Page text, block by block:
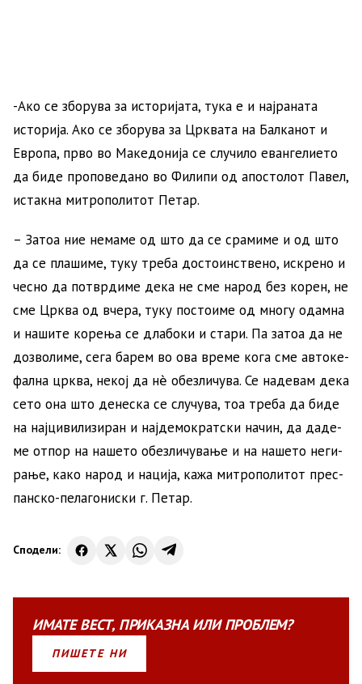
-Ако се збо­ру­ва за исто­ри­ја­та, ту­ка е и нај­ра­на­та
исто­ри­ја. Ако се збо­ру­ва за Цр­ква­та на Бал­ка­нот и
Евро­па, пр­во во Ма­ке­до­ни­ја се слу­чи­ло еван­ге­ли­е­то
да би­де про­по­ве­да­но во Фи­ли­пи од апо­сто­лот Па­вел,
истакна ми­тро­по­ли­тот Пе­тар.
– За­тоа ние не­ма­ме од што да се сра­ми­ме и од што
да се пла­ши­ме, ту­ку тре­ба до­сто­инс­тве­но, искре­но и
чес­но да по­твр­ди­ме де­ка не сме на­род без ко­рен, не
сме Цр­ква од вче­ра, ту­ку по­сто­и­ме од мно­гу одам­на
и на­ши­те ко­ре­ња се дла­бо­ки и ста­ри. Па за­тоа да не
доз­во­ли­ме, се­га ба­рем во ова вре­ме ко­га сме авто­ке­
фал­на цр­ква, не­кој да нѐ обез­ли­чу­ва. Се на­де­вам де­ка
се­то она што де­не­ска се слу­чу­ва, тоа тре­ба да би­де
на нај­ци­ви­ли­зи­ран и нај­де­мо­крат­ски на­чин, да да­де­
ме от­пор на на­ше­то обез­ли­чу­ва­ње и на на­ше­то не­ги­
ра­ње, ка­ко на­род и на­ци­ја, кажа ми­тро­по­ли­тот прес­
пан­ско-пе­ла­го­ни­ски г. Пе­тар.
Сподели:
ИМАТЕВЕСТ, ПРИКАЗНАИЛИПРОБЛЕМ?
ПИШЕТЕ НИ